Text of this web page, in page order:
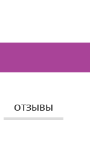
ОТЗЫВЫ